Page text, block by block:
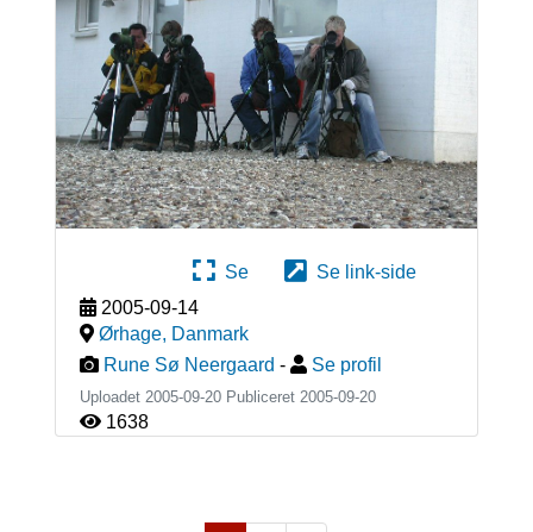
Se
Se link-side
2005-09-14
Ørhage, Danmark
Rune Sø Neergaard - Se profil
Uploadet 2005-09-20 Publiceret 2005-09-20
1638